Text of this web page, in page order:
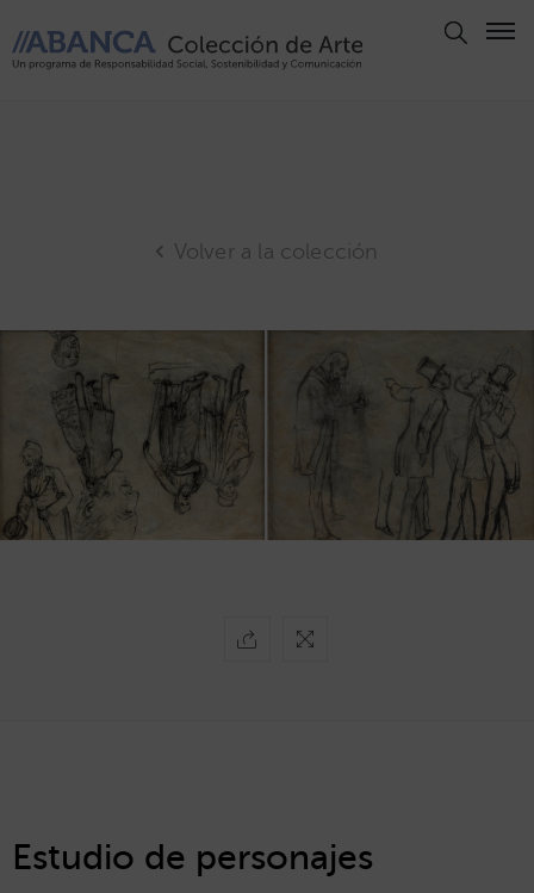
Volver a la colección
Estudio de personajes
Cookies
Cookies
Derechos
de Autor
ABANCA